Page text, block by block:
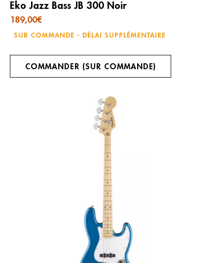
Eko Jazz Bass JB 300 Noir
189,00€
SUR COMMANDE - DÉLAI SUPPLÉMENTAIRE
COMMANDER (SUR COMMANDE)